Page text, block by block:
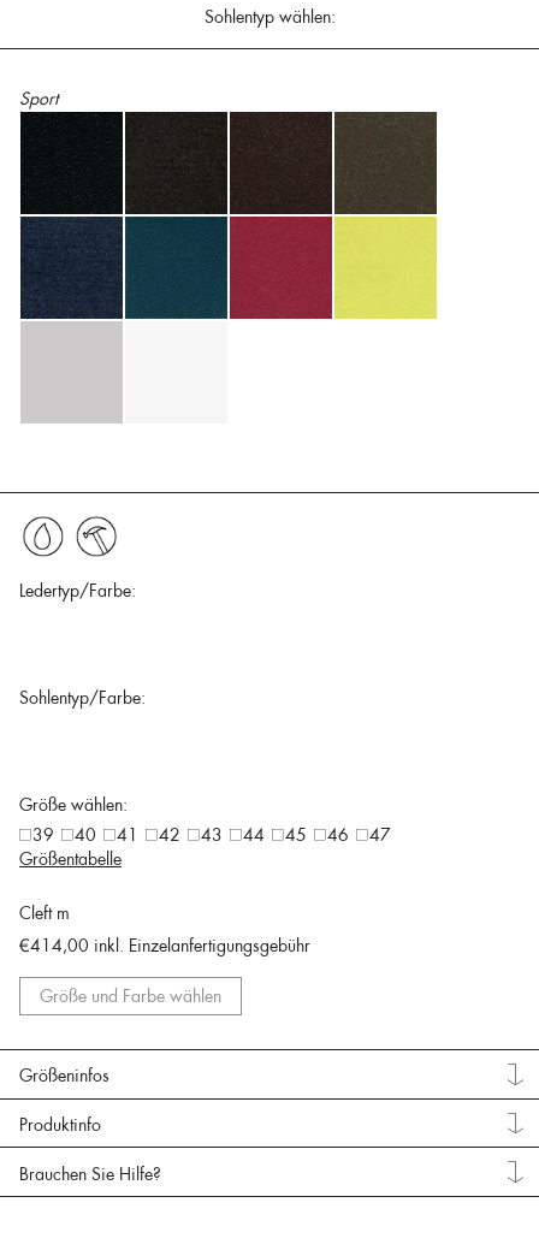
Sohlentyp wählen:
Sport
Ledertyp/Farbe:
Sohlentyp/Farbe:
Größe wählen:
39
40 41 42 43 44 45 46
47
Größentabelle
Cleft m
€414,00 inkl. Einzelanfertigungsgebühr
Größe und Farbe wählen
Größeninfos
Produktinfo
Brauchen Sie Hilfe?